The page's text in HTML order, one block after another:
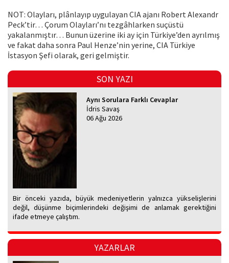
NOT: Olayları, plânlayıp uygulayan CIA ajanı Robert Alexandr
Peck’tir… Çorum Olayları’nı tezgâhlarken suçüstü
yakalanmıştır… Bunun üzerine iki ay için Türkiye’den ayrılmış
ve fakat daha sonra Paul Henze’nin yerine, CIA Türkiye
İstasyon Şefi olarak, geri gelmiştir.
SON YAZI
Aynı Sorulara Farklı Cevaplar
İdris Savaş
06 Ağu 2026
Bir önceki yazıda, büyük medeniyetlerin yalnızca yükselişlerini
değil, düşünme biçimlerindeki değişimi de anlamak gerektiğini
ifade etmeye çalıştım.
YAZARLAR